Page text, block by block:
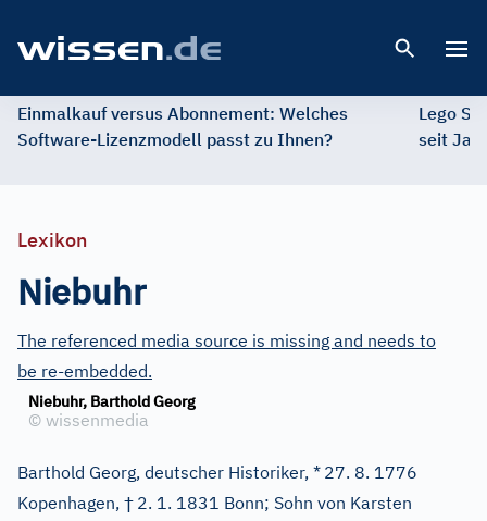
Einmalkauf versus Abonnement: Welches
Software-Lizenzmodell passt zu Ihnen?
Lego
seit
Lexikon
Niebuhr
The referenced media source is missing and needs to
be re-embedded.
Niebuhr, Barthold Georg
© wissenmedia
Barthold Georg, deutscher Historiker, * 27. 8. 1776
Kopenhagen, † 2. 1. 1831 Bonn; Sohn von Karsten